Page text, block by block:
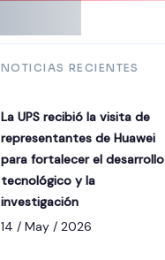
NOTICIAS RECIENTES
La UPS recibió la visita de
representantes de Huawei
para fortalecer el desarrollo
tecnológico y la
investigación
14 / May / 2026